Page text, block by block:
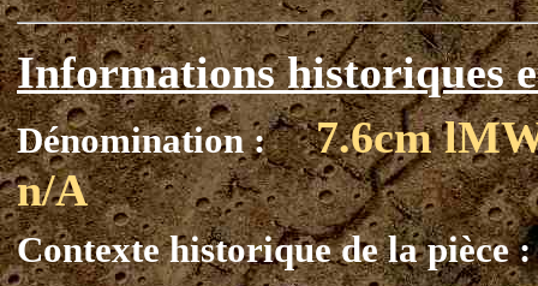
Informations historiques
Dénomination :
7.6cm
n/A
Contexte historique de la pièce :